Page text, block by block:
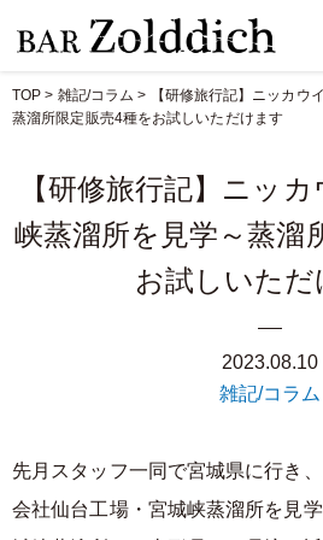
TOP > 雑記/コラム >
【研修旅行記】ニッカウ
蒸溜所限定販売4種をお試しいただけます
【研修旅行記】ニッ
峡蒸溜所を見学～蒸溜
お試しいただ
2023.08.10
雑記/コラム
先月スタッフ一同で宮城県に行き
会社仙台工場・宮城峡蒸溜所を見